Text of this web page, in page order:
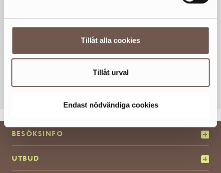
Tillåt alla cookies
Tillåt urval
Endast nödvändiga cookies
KOLLA KARTAN
BESÖKSINFO
UTBUD